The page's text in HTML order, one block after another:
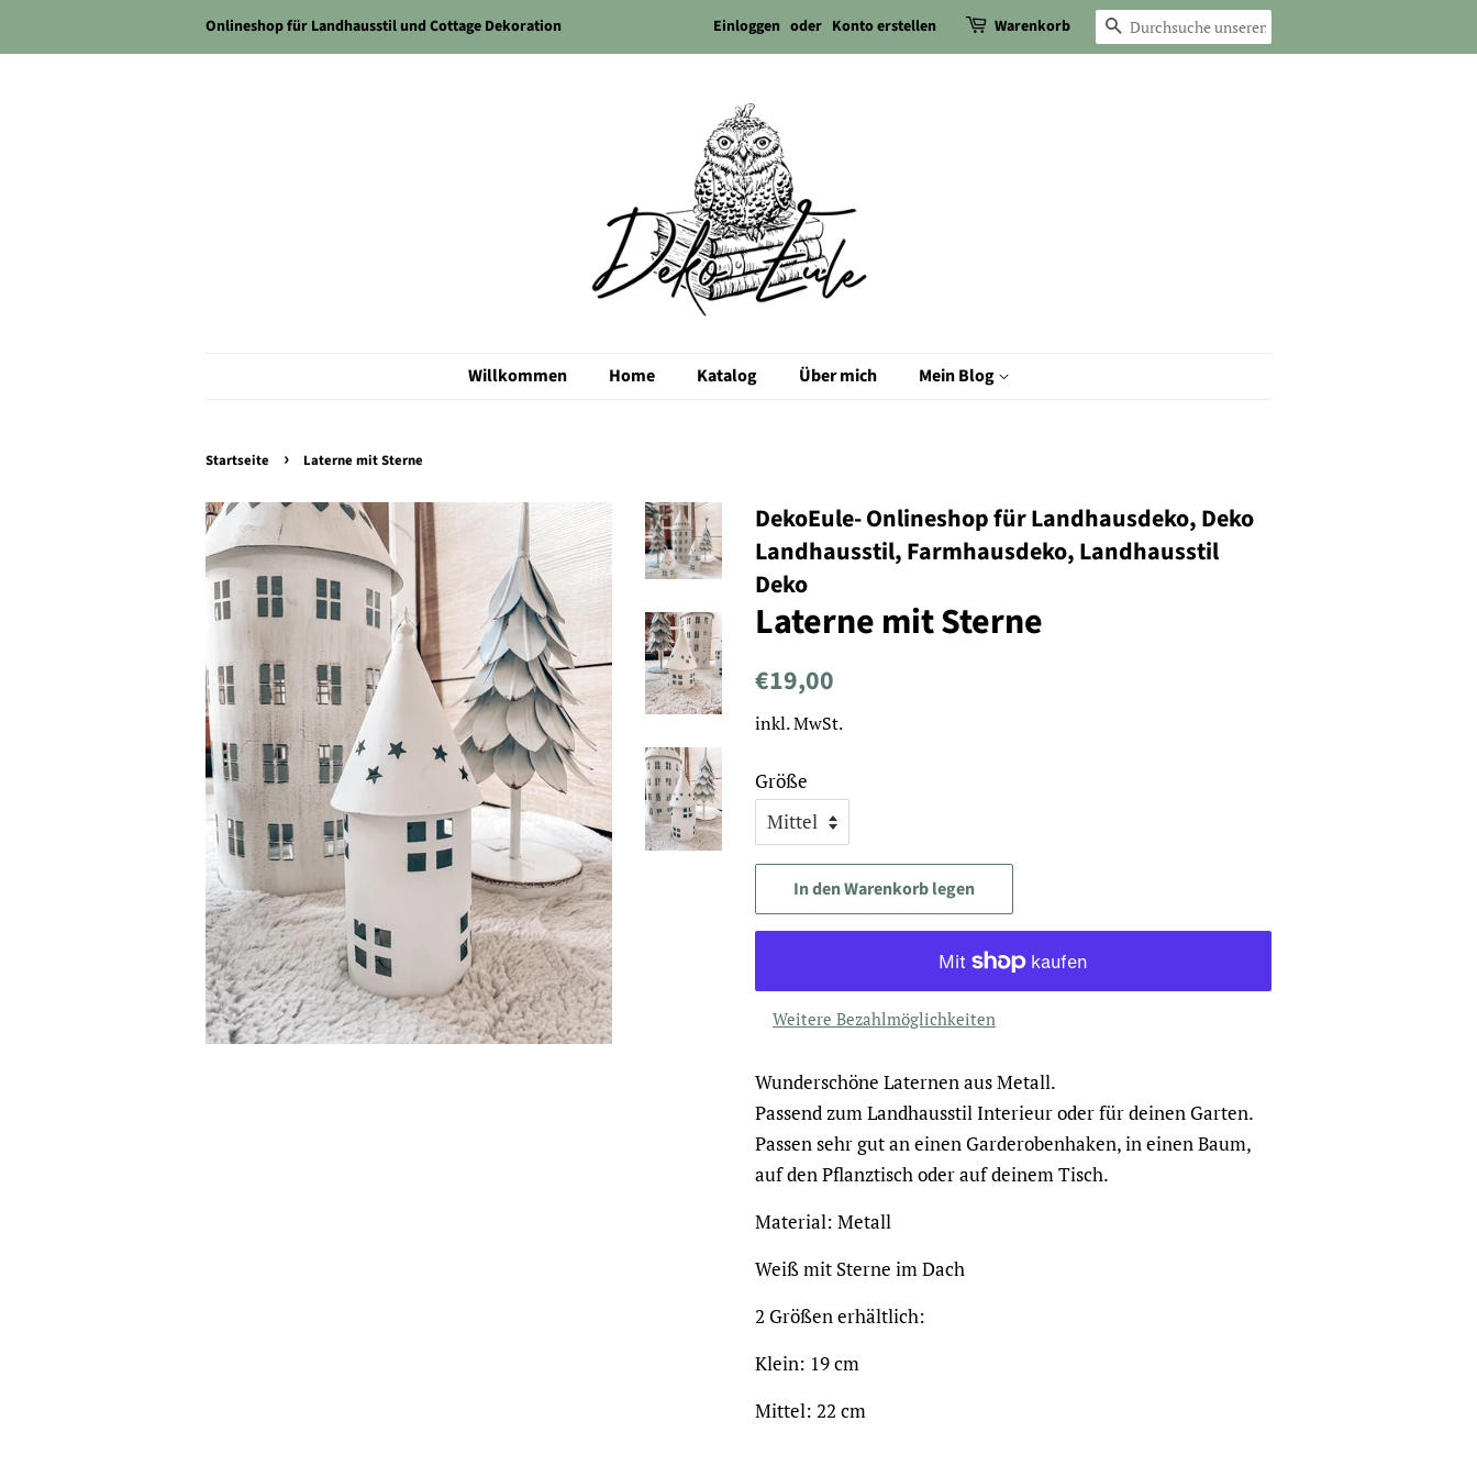
Onlineshop für Landhausstil und Cottage Dekoration Einloggen oder Konto erstellen Warenkorb Suchen
Willkommen Home Katalog Über mich Mein Blog
Startseite › Laterne mit Sterne
DekoEule- Onlineshop für Landhausdeko, Deko
Landhausstil, Farmhausdeko, Landhausstil
Deko
Laterne mit Sterne
Normaler
€19,00
inkl. MwSt.
Größe
In den Warenkorb legen
Weitere Bezahlmöglichkeiten
Wunderschöne Laternen aus Metall.
Passend zum Landhausstil Interieur oder für deinen Garten.
Passen sehr gut an einen Garderobenhaken, in einen Baum,
auf den Pflanztisch oder auf deinem Tisch.
Material: Metall
Weiß mit Sterne im Dach
2 Größen erhältlich:
Klein: 19 cm
Mittel: 22 cm